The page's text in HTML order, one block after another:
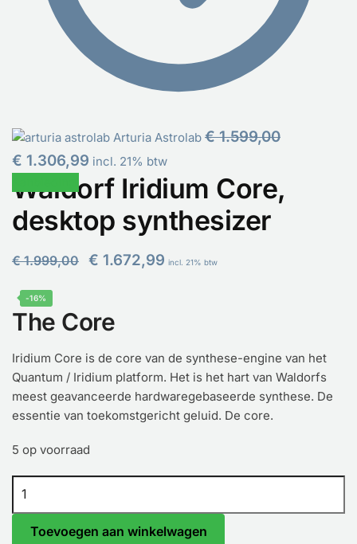
Arturia Astrolab €1.599,00
€ 1.306,99 Huidige prijs is: € 1.306,99.
incl. 21% btw
Waldorf Iridium Core,
desktop synthesizer
€1.999,00 Oorspronkelijke prijs was: € 1.999,00.
€ 1.672,99 Huidige prijs is: € 1.672,99.
incl. 21% btw
-16%
The Core
Iridium Core is de core van de synthese-engine van het
Quantum / Iridium platform. Het is het hart van Waldorfs
meest geavanceerde hardwaregebaseerde synthese. De
essentie van toekomstgericht geluid. De core.
5 op voorraad
Toevoegen aan winkelwagen